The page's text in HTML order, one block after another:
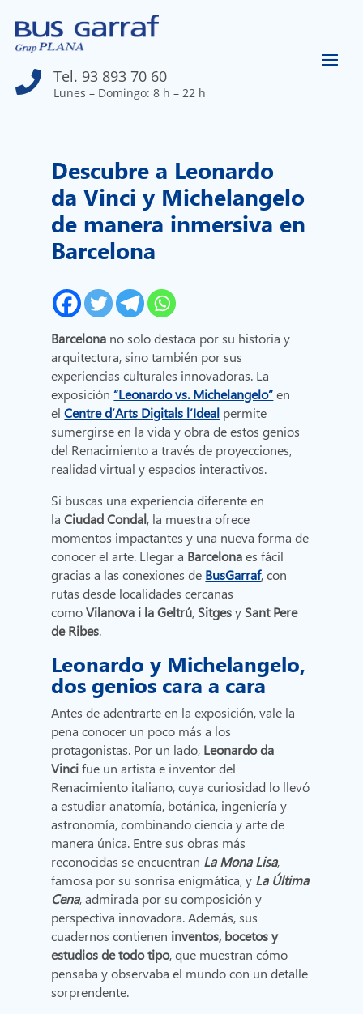
 Tel. 93 893 70 60
Lunes – Domingo: 8 h – 22 h
Descubre a Leonardo
da Vinci y Michelangelo
de manera inmersiva en
Barcelona
Barcelona no solo destaca por su historia y
arquitectura, sino también por sus
experiencias culturales innovadoras. La
exposición“Leonardo vs. Michelangelo” en
elCentre d’Arts Digitals l’Ideal permite
sumergirse en la vida y obra de estos genios
del Renacimiento a través de proyecciones,
realidad virtual y espacios interactivos.
Si buscas una experiencia diferente en
la Ciudad Condal, la muestra ofrece
momentos impactantes y una nueva forma de
conocer el arte. Llegar a Barcelonaes fácil
gracias a las conexiones de BusGarraf, con
rutas desde localidades cercanas
comoVilanova i la Geltrú, Sitgesy Sant Pere
de Ribes.
Leonardo y Michelangelo,
dos genios cara a cara
Antes de adentrarte en la exposición, vale la
pena conocer un poco más a los
protagonistas. Por un lado, Leonardo da
Vincifue un artista e inventor del
Renacimiento italiano, cuya curiosidad lo llevó
a estudiar anatomía, botánica, ingeniería y
astronomía, combinando ciencia y arte de
manera única. Entre sus obras más
reconocidas se encuentran La Mona Lisa,
famosa por su sonrisa enigmática, y La Última
Cena, admirada por su composición y
perspectiva innovadora. Además, sus
cuadernos contienen inventos, bocetos y
estudios de todo tipo, que muestran cómo
pensaba y observaba el mundo con un detalle
sorprendente.